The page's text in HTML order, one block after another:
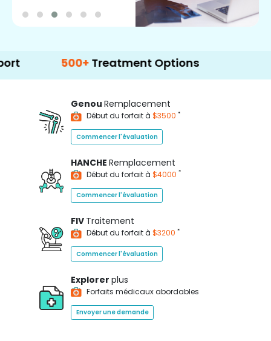
500+ Treatment Options
Genou Remplacement
Début du forfait à $3500 *
Commencer l'évaluation
HANCHE Remplacement
Début du forfait à $4000 *
Commencer l'évaluation
FIV Traitement
Début du forfait à $3200 *
Commencer l'évaluation
Explorer plus
Forfaits médicaux abordables
Envoyer une demande